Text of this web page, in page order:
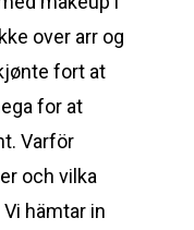
over arr og
fort at
for at
Varför
och vilka
hämtar in